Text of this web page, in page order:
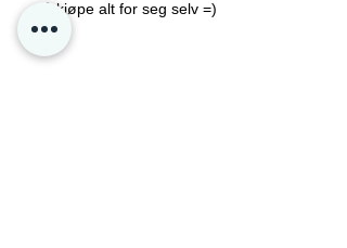
å kjøpe alt for seg selv =)